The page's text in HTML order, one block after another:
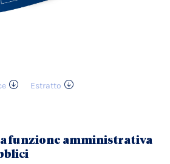
Estratto
funzione amministrativa